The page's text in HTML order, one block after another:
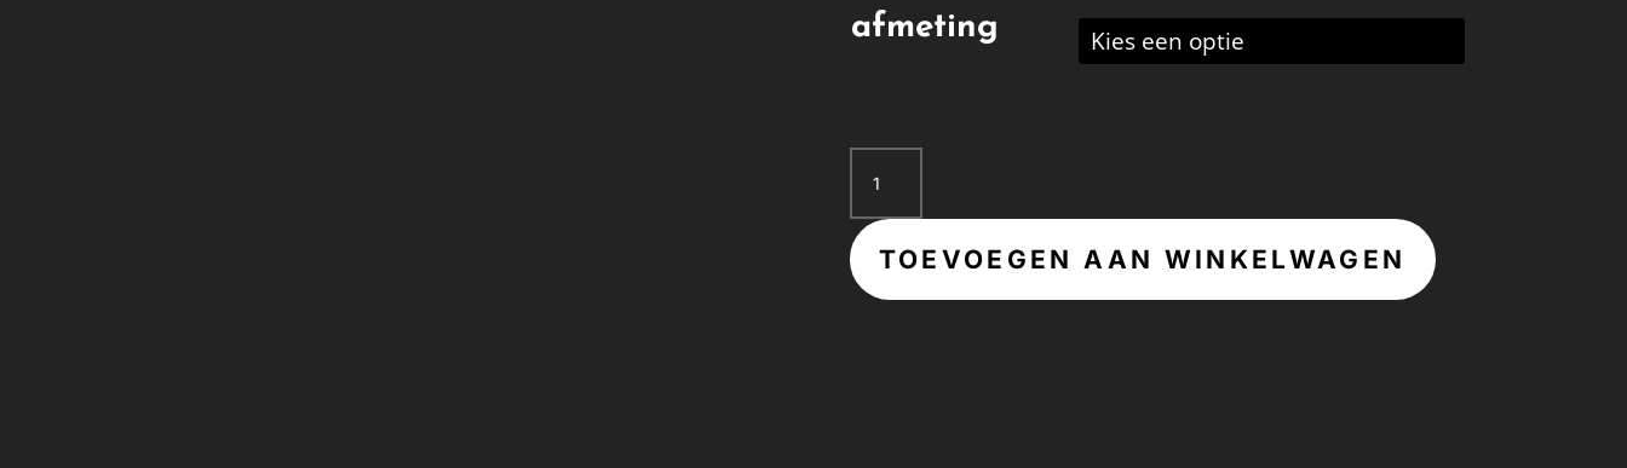
tot
€ 155,00
afmeting
perspectief
aantal
TOEVOEGEN AAN WINKELWAGEN